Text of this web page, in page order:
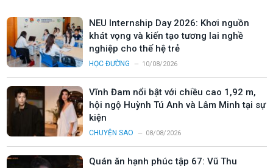
NEU Internship Day 2026: Khơi nguồn
khát vọng và kiến tạo tương lai nghề
nghiệp cho thế hệ trẻ
HỌC ĐƯỜNG 10/08/2026
Vĩnh Đam nổi bật với chiều cao 1,92 m,
hội ngộ Huỳnh Tú Anh và Lâm Minh tại sự
kiện
CHUYỆN SAO 08/08/2026
Quán ăn hạnh phúc tập 67: Vũ Thu